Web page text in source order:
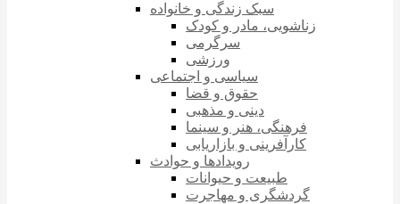
سبک زندگی و خانواده
زناشویی، مادر و کودک
سرگرمی
ورزشی
سیاسی و اجتماعی
حقوق و قضا
دینی و مذهبی
فرهنگی، هنر و سینما
کارآفرینی و بازاریابی
رویدادها و حوادث
طبیعت و حیوانات
گردشگری و مهاجرت